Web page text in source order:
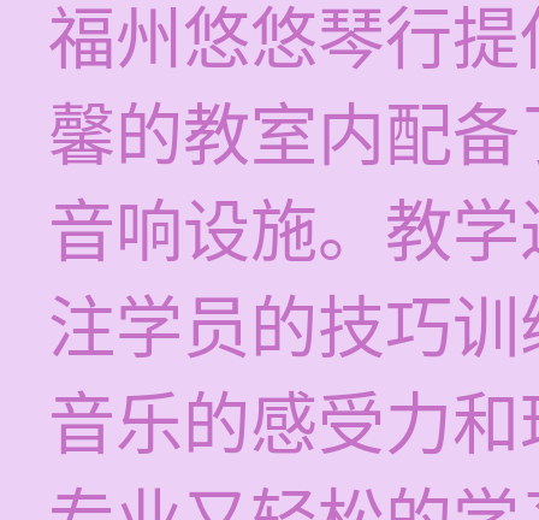
福州悠悠琴行
馨的教室内配
音响设施。教
注学员的技巧
音乐的感受力